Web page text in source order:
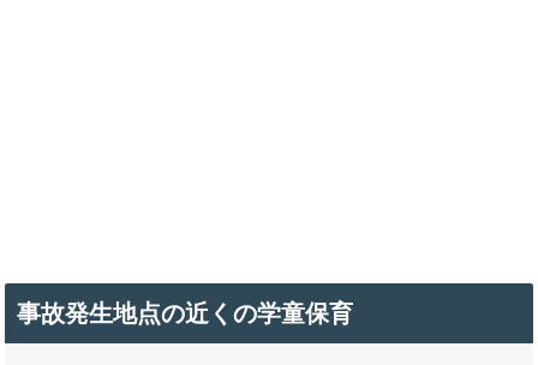
事故発生地点の近くの学童保育